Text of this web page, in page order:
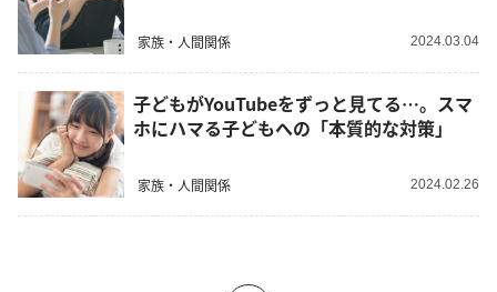
家族・人間関係 2024.03.04
子どもがYouTubeをずっと見てる…。スマ
ホにハマる子どもへの「本質的な対策」
家族・人間関係 2024.02.26